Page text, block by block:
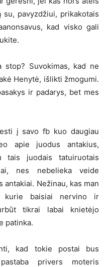
pavyzdžiui, prikakotais
kad visko gali
stop? Suvokimas, kad ne
Henytė, išlikti žmogumi.
ir padarys, bet mes
į savo fb kuo daugiau
apie juodus antakius,
tais juodais tatuiruotais
nes nebelieka veide
Nežinau, kas man
kurie baisiai nervino ir
tikrai labai knietėjo
patinka.
kad tokie postai bus
privers moteris